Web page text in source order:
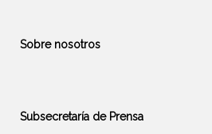
Sobre nosotros
Subsecretaría de Prensa